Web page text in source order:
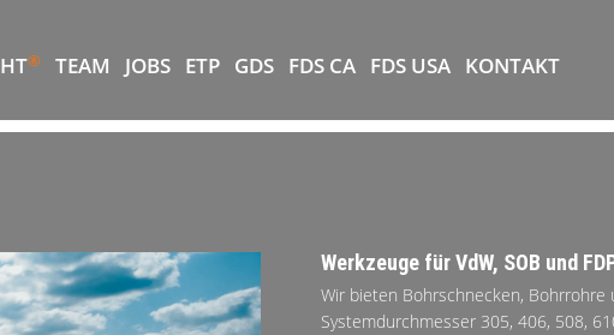
HT® TEAM JOBS ETP GDS FDS CA FDS USA KONTAKT
Werkzeuge für VdW, SOB und
Wir bieten Bohrschnecken, Bohrrohre
Systemdurchmesser 305, 406, 508,